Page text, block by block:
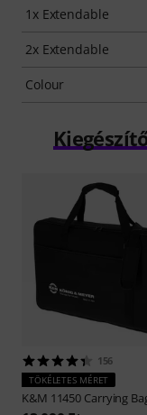
1x Extendable
2x Extendable
Colour
156
TÖKÉLETES MÉRET
K&M 11450 Carrying